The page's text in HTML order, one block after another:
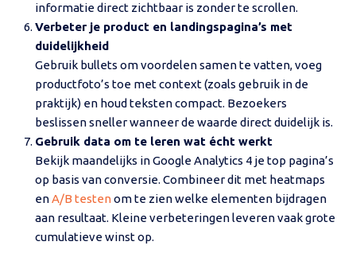
informatie direct zichtbaar is zonder te scrollen.
Verbeter je product en landingspagina’s met
duidelijkheid
Gebruik bullets om voordelen samen te vatten, voeg
productfoto’s toe met context (zoals gebruik in de
praktijk) en houd teksten compact. Bezoekers
beslissen sneller wanneer de waarde direct duidelijk is.
Gebruik data om te leren wat écht werkt
Bekijk maandelijks in Google Analytics 4 je top pagina’s
op basis van conversie. Combineer dit met heatmaps
enA/B testenom te zien welke elementen bijdragen
aan resultaat. Kleine verbeteringen leveren vaak grote
cumulatieve winst op.